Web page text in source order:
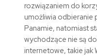
rozwiązaniem do
umożliwia odbieranie
Panamie, natomiast
wychodzące nie są
internetowe, takie jak